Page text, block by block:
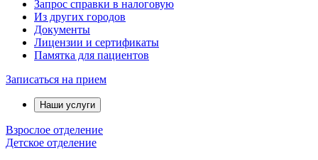
Запрос справки в налоговую
Из других городов
Документы
Лицензии и сертификаты
Памятка для пациентов
Записаться на прием
Наши услуги
Взрослое отделение
Детское отделение